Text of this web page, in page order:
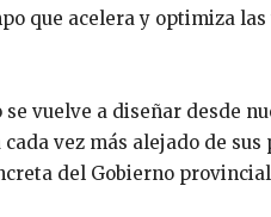
que acelera y optimiza
vuelve a diseñar desde
vez más alejado de sus
del Gobierno